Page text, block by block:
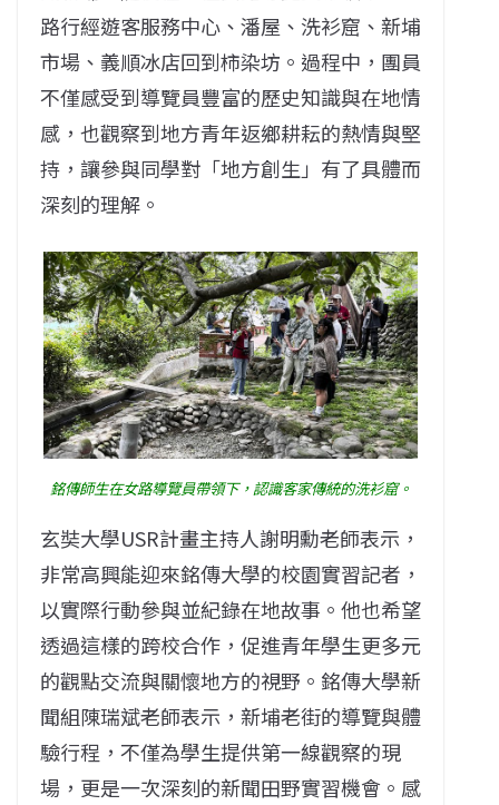
路行經遊客服務中心、潘屋、洗衫窟、新埔
市場、義順冰店回到柿染坊。過程中，團員
不僅感受到導覽員豐富的歷史知識與在地情
感，也觀察到地方青年返鄉耕耘的熱情與堅
持，讓參與同學對「地方創生」有了具體而
深刻的理解。
銘傳師生在女路導覽員帶領下，認識客家傳統的洗衫窟。
玄奘大學USR計畫主持人謝明勳老師表示，
非常高興能迎來銘傳大學的校園實習記者，
以實際行動參與並紀錄在地故事。他也希望
透過這樣的跨校合作，促進青年學生更多元
的觀點交流與關懷地方的視野。銘傳大學新
聞組陳瑞斌老師表示，新埔老街的導覽與體
驗行程，不僅為學生提供第一線觀察的現
場，更是一次深刻的新聞田野實習機會。感